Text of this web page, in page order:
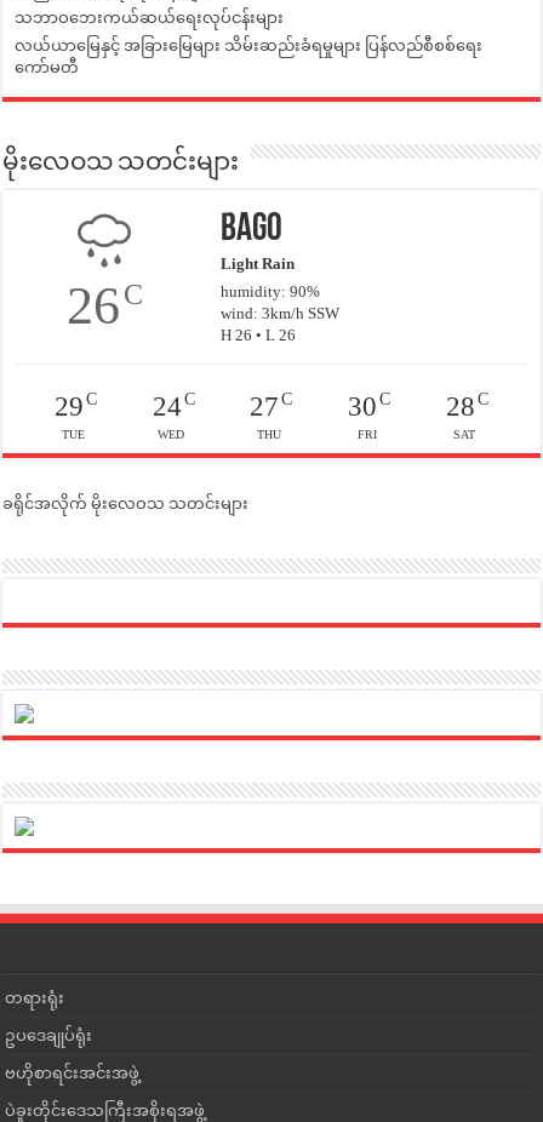
သဘာဝဘေးကယ်ဆယ်ရေးလုပ်ငန်းများ
လယ်ယာမြေနှင့် အခြားမြေများ သိမ်းဆည်းခံရမှုများ ပြန်လည်စီစစ်ရေး
ကော်မတီ
မိုးလေဝသ သတင်းများ
26C
Bago
Light Rain
humidity: 90%
wind: 3km/h SSW
H 26 • L 26
29C
TUE
24C
WED
27 C
THU
30C
FRI
28C
SAT
ခရိုင်အလိုက် မိုးလေဝသ သတင်းများ
တရားရုံး
ဥပဒေချုပ်ရုံး
ဗဟိုစာရင်းအင်းအဖွဲ့
ပဲခူးတိုင်းဒေသကြီးအစိုးရအဖွဲ့